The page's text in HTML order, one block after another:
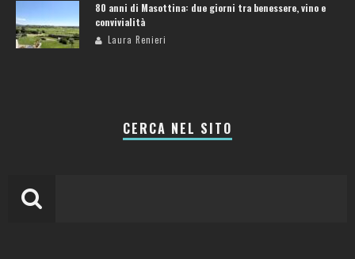
80 anni di Masottina: due giorni tra benessere, vino e
convivialità
Laura Renieri
CERCA NEL SITO